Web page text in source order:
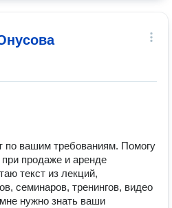
вашим требованиям. Помогу
продаже и аренде
текст из лекций,
семинаров, тренингов, видео
нужно знать ваши